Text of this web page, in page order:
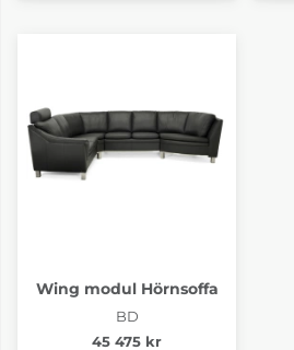
Wing modul Hörnsoffa
BD
45 475 kr